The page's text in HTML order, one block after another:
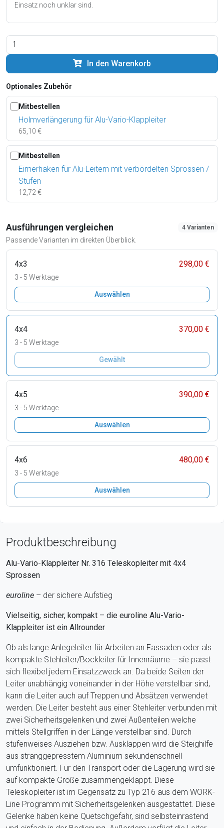
Einsatz noch unklar sind.
In den Warenkorb
Optionales Zubehör
Mitbestellen
Holmverlängerung für Alu-Vario-Klappleiter
65,10 €
Mitbestellen
Eimerhaken für Alu-Leitern mit verbördelten Sprossen /
Stufen
12,72 €
Ausführungen vergleichen
Passende Varianten im direkten Überblick.
4 Varianten
4x3 298,00 €
3 - 5 Werktage
Auswählen
4x4 370,00 €
3 - 5 Werktage
Gewählt
4x5 390,00 €
3 - 5 Werktage
Auswählen
4x6 480,00 €
3 - 5 Werktage
Auswählen
Produktbeschreibung
Alu-Vario-Klappleiter Nr. 316 Teleskopleiter mit 4x4
Sprossen
euroline – der sichere Aufstieg
Vielseitig, sicher, kompakt – die euroline Alu-Vario-
Klappleiter ist ein Allrounder
Ob als lange Anlegeleiter für Arbeiten an Fassaden oder als
kompakte Stehleiter/Bockleiter für Innenräume – sie passt
sich flexibel jedem Einsatzzweck an. Da beide Seiten der
Leiter unabhängig voneinander in der Höhe verstellbar sind,
kann die Leiter auch auf Treppen und Absätzen verwendet
werden. Die Leiter besteht aus einer Stehleiter verbunden mit
zwei Sicherheitsgelenken und zwei Außenteilen welche
mittels Stellgriffen in der Länge verstellbar sind. Durch
stufenweises Ausziehen bzw. Ausklappen wird die Steighilfe
aus stranggepresstem Aluminium sekundenschnell
umfunktioniert. Für den Transport oder die Lagerung wird sie
auf kompakte Größe zusammengeklappt. Diese
Teleskopleiter ist im Gegensatz zu Typ 216 aus dem WORK-
Line Programm mit Sicherheitsgelenken ausgestattet. Diese
Gelenke haben keine Quetschgefahr, sind selbsteinrastend